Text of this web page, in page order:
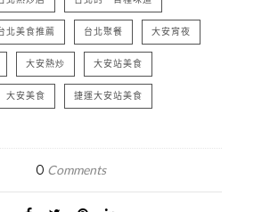
北美食推薦 台北聚餐 大安宵夜
大安熱炒 大安站美食
大安美食 捷運大安站美食
0 Comments